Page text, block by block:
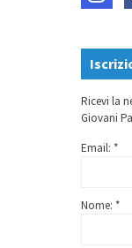
Ricevi la
Giovani
Email: *
Nome: *